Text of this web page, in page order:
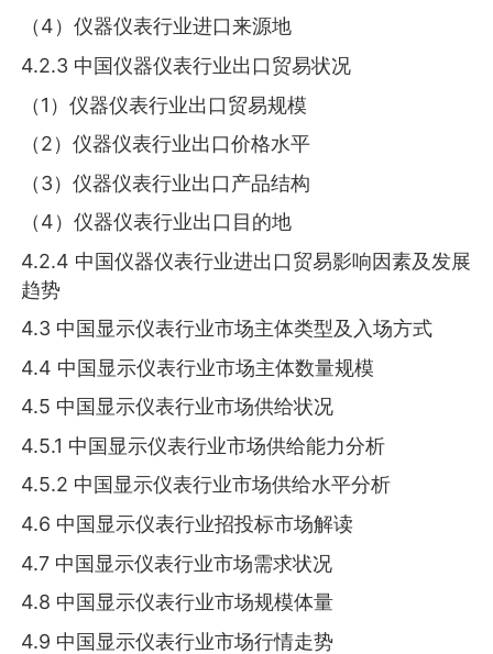
（4）仪器仪表行业进口来源地
4.2.3 中国仪器仪表行业出口贸易状况
（1）仪器仪表行业出口贸易规模
（2）仪器仪表行业出口价格水平
（3）仪器仪表行业出口产品结构
（4）仪器仪表行业出口目的地
4.2.4 中国仪器仪表行业进出口贸易影响因素及发展
趋势
4.3 中国显示仪表行业市场主体类型及入场方式
4.4 中国显示仪表行业市场主体数量规模
4.5 中国显示仪表行业市场供给状况
4.5.1 中国显示仪表行业市场供给能力分析
4.5.2 中国显示仪表行业市场供给水平分析
4.6 中国显示仪表行业招投标市场解读
4.7 中国显示仪表行业市场需求状况
4.8 中国显示仪表行业市场规模体量
4.9 中国显示仪表行业市场行情走势